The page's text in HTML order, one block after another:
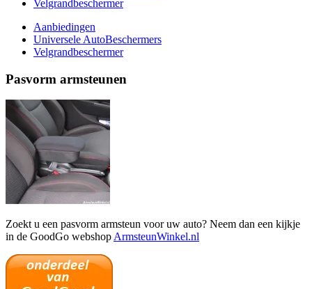
Velgrandbeschermer
Aanbiedingen
Universele AutoBeschermers
Velgrandbeschermer
Pasvorm armsteunen
Zoekt u een pasvorm armsteun voor uw auto? Neem dan een kijkje
in de GoodGo webshop ArmsteunWinkel.nl